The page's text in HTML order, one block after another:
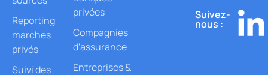
Reporting
marchés
privés
Suivi des
privées
Compagnies
d'assurance
Entreprises &
Suivez-
nous :